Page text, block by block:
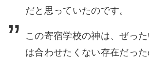
だと思っていたのです。
この寄宿学校の神は、ぜっ
は合わせたくない存在だった